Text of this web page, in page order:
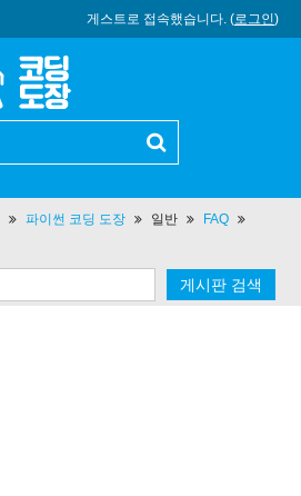
게스트로 접속했습니다. (로그인)
파이썬 코딩 도장 일반
FAQ